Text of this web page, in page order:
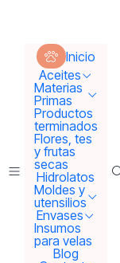
Inicio
Aceites
Materias
Primas
Productos
terminados
Flores, tes
y frutas
secas
Hidrolatos
Moldes y
utensilios
Envases
Insumos
para velas
Blog